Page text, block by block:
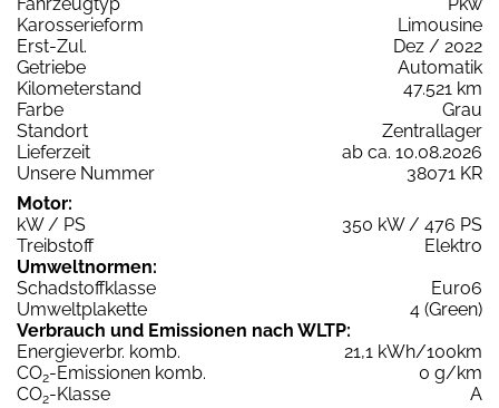
Karosserieform
Limousine
Erst-Zul.
Dez / 2022
Getriebe
Automatik
Kilometerstand
47.521 km
Farbe
Grau
Standort
Zentrallager
Lieferzeit
ab ca. 10.08.2026
Unsere Nummer
38071 KR
Motor:
kW / PS
350 kW / 476 PS
Treibstoff
Elektro
Umweltnormen:
Schadstoffklasse
Euro6
Umweltplakette
4 (Green)
Verbrauch und Emissionen nach WLTP:
Energieverbr. komb.
21,1 kWh/100km
CO2-Emissionen komb.
0 g/km
CO2-Klasse
A